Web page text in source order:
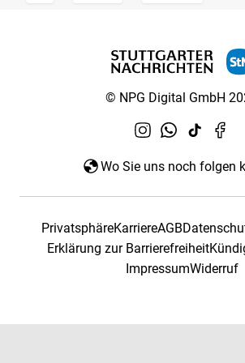
© NPG Digital GmbH
Wo Sie uns noch folgen
PrivatsphäreKarriereAGB
Erklärung zur Barrierefreiheit
ImpressumWiderruf